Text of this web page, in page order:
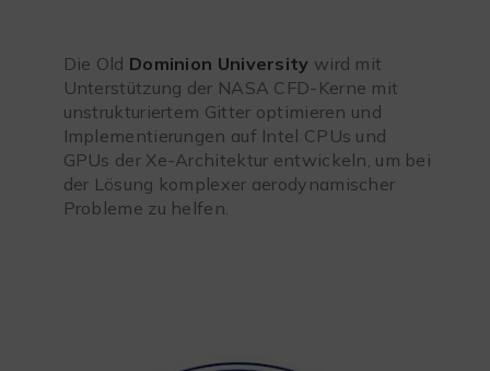
Die Old Dominion University wird mit
Unterstützung der NASA CFD-Kerne mit
unstrukturiertem Gitter optimieren und
Implementierungen auf Intel CPUs und
GPUs der Xe-Architektur entwickeln, um bei
der Lösung komplexer aerodynamischer
Probleme zu helfen.